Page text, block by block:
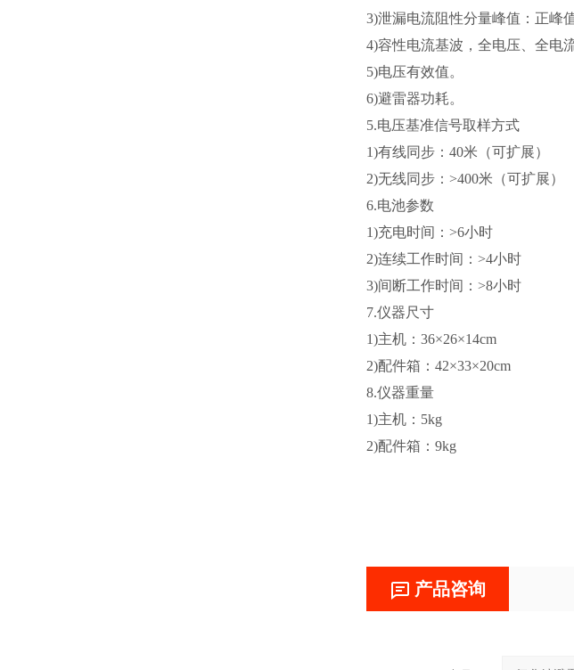
3)泄漏电流阻性分量峰值：正峰
4)容性电流基波，全电压、全电
5)电压有效值。
6)避雷器功耗。
5.电压基准信号取样方式
1)有线同步：40米（可扩展）
2)无线同步：>400米（可扩展）
6.电池参数
1)充电时间：>6小时
2)连续工作时间：>4小时
3)间断工作时间：>8小时
7.仪器尺寸
1)主机：36×26×14cm
2)配件箱：42×33×20cm
8.仪器重量
1)主机：5kg
2)配件箱：9kg
产品咨询